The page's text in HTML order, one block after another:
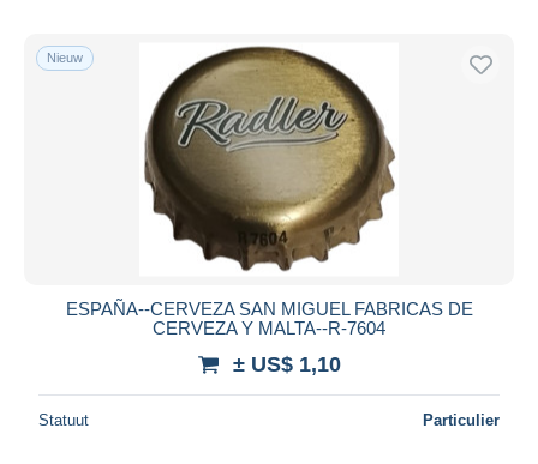
Nieuw
ESPAÑA--CERVEZA SAN MIGUEL FABRICAS DE
CERVEZA Y MALTA--R-7604
± US$ 1,10
Statuut Particulier